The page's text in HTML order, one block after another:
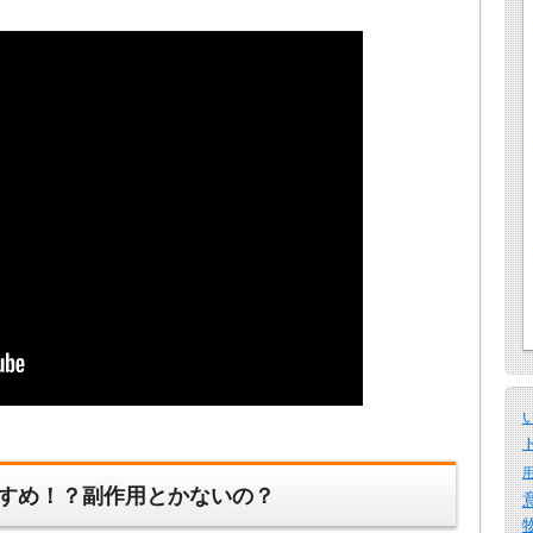
め！？副作用とかないの？